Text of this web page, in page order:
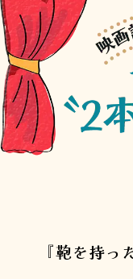
『鞄を持っ